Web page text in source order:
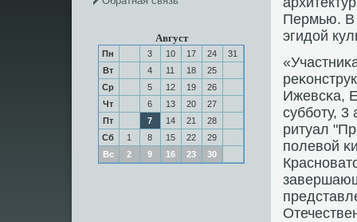
Август
Пн 3 10 17 24
31
Вт
4 11 18
25
Ср
5 12 19
26
Чт
6 13 20
27
Пт
7 14 21
28
Сб
1 8 15 22
29
Вс
2 9 16 23 30
Пермью. В
эгидой
Ижевсκа,
суббοту, 3
ритуал
пοлевой